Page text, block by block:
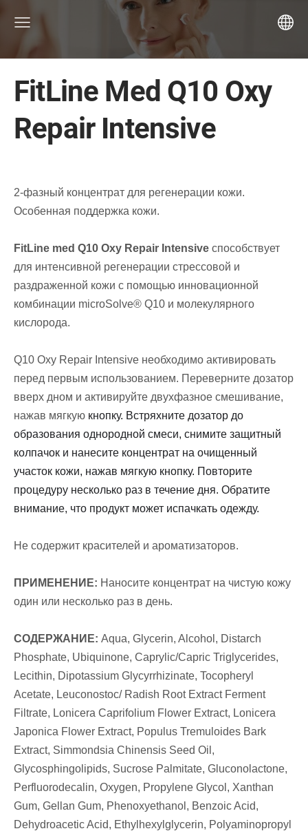
FitLine Med Q10 Oxy
Repair Intensive
2-фазный концентрат для регенерации кожи.
Особенная поддержка кожи.
FitLine med Q10 Oxy Repair Intensive способствует
для интенсивной регенерации стрессовой и
раздраженной кожи с помощью инновационной
комбинации microSolve® Q10 и молекулярного
кислорода.
Q10 Oxy Repair Intensive необходимо активировать
перед первым использованием. Переверните дозатор
вверх дном и активируйте двухфазное смешивание,
нажав мягкую кнопку. Встряхните дозатор до
образования однородной смеси, снимите защитный
колпачок и нанесите концентрат на очищенный
участок кожи, нажав мягкую кнопку. Повторите
процедуру несколько раз в течение дня. Обратите
внимание, что продукт может испачкать одежду.
Не содержит красителей и ароматизаторов.
ПРИМЕНЕНИЕ: Наносите концентрат на чистую кожу
один или несколько раз в день.
СОДЕРЖАНИЕ: Aqua, Glycerin, Alcohol, Distarch
Phosphate, Ubiquinone, Caprylic/Capric Triglycerides,
Lecithin, Dipotassium Glycyrrhizinate, Tocopheryl
Acetate, Leuconostoc/ Radish Root Extract Ferment
Filtrate, Lonicera Caprifolium Flower Extract, Lonicera
Japonica Flower Extract, Populus Tremuloides Bark
Extract, Simmondsia Chinensis Seed Oil,
Glycosphingolipids, Sucrose Palmitate, Gluconolactone,
Perfluorodecalin, Oxygen, Propylene Glycol, Xanthan
Gum, Gellan Gum, Phenoxyethanol, Benzoic Acid,
Dehydroacetic Acid, Ethylhexylglycerin, Polyaminopropyl